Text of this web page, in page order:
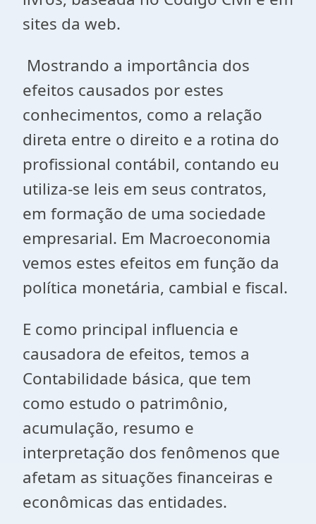
sites da web.
Mostrando a importância dos
efeitos causados por estes
conhecimentos, como a relação
direta entre o direito e a rotina do
profissional contábil, contando eu
utiliza-se leis em seus contratos,
em formação de uma sociedade
empresarial. Em Macroeconomia
vemos estes efeitos em função da
política monetária, cambial e fiscal.
E como principal influencia e
causadora de efeitos, temos a
Contabilidade básica, que tem
como estudo o patrimônio,
acumulação, resumo e
interpretação dos fenômenos que
afetam as situações financeiras e
econômicas das entidades.